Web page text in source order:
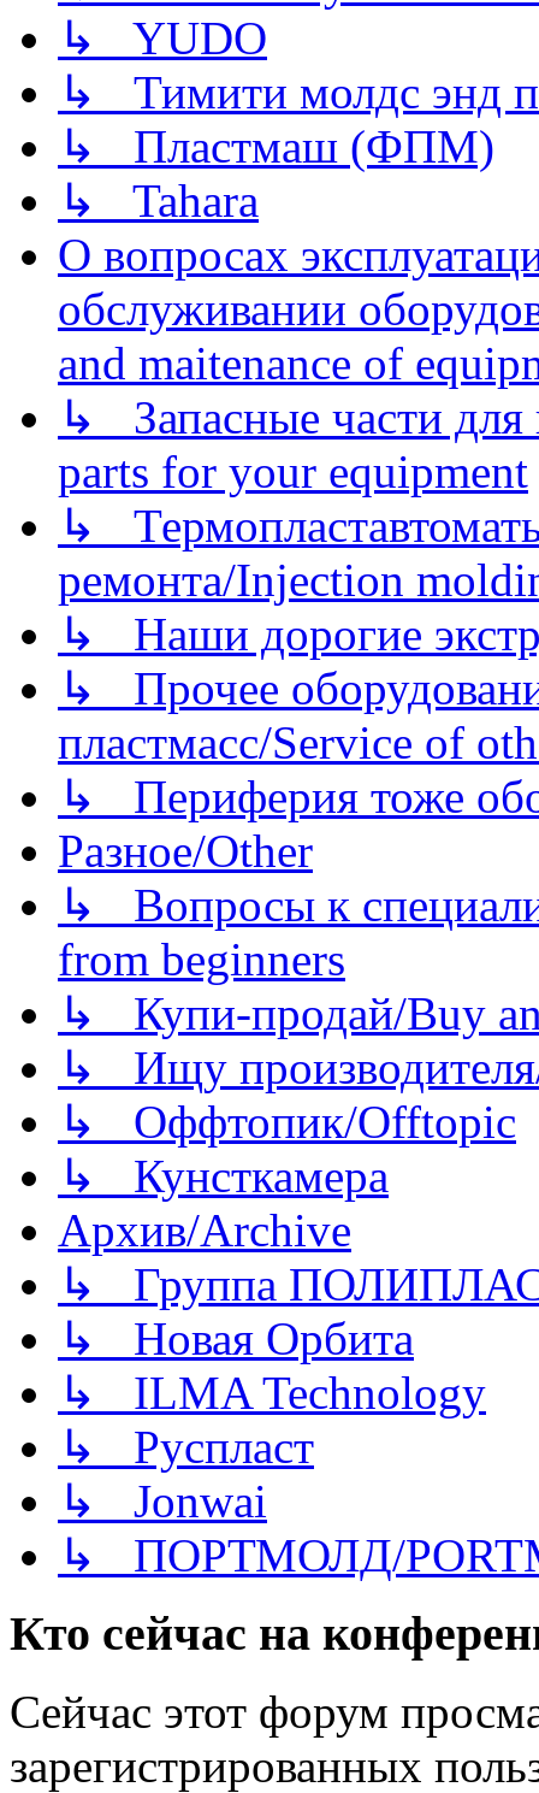
↳ YUDO
↳ Тимити молдс энд
↳ Пластмаш (ФПМ)
↳ Tahara
О вопросах
обслуживании
and maitenance of
↳ Запасные части для
parts for your equipment
↳
ремонта/Injection
↳ Наши дорогие
↳ Прочее
пластмасс/Service of
↳ Периферия тоже
Разное/Other
↳ Вопросы к
from beginners
↳ Купи-продай/Buy
↳ Ищу
↳ Оффтопик/Offtopic
↳ Кунсткамера
Архив/Archive
↳ Группа
↳ Новая Орбита
↳ ILMA Technology
↳ Руспласт
↳ Jonwai
↳ ПОРТМОЛД/
Кто сейчас на
Сейчас этот форум
зарегистрированных